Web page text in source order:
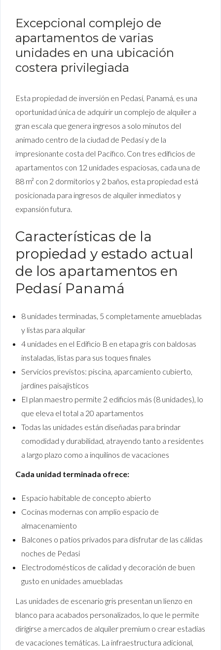
Excepcional complejo de
apartamentos de varias
unidades en una ubicación
costera privilegiada
Esta propiedad de inversión en Pedasí, Panamá, es una
oportunidad única de adquirir un complejo de alquiler a
gran escala que genera ingresos a solo minutos del
animado centro de la ciudad de Pedasí y de la
impresionante costa del Pacífico. Con tres edificios de
apartamentos con 12 unidades espaciosas, cada una de
88 m² con 2 dormitorios y 2 baños, esta propiedad está
posicionada para ingresos de alquiler inmediatos y
expansión futura.
Características de la
propiedad y estado actual
de los apartamentos en
Pedasí Panamá
8 unidades terminadas, 5 completamente amuebladas
y listas para alquilar
4 unidades en el Edificio B en etapa gris con baldosas
instaladas, listas para sus toques finales
Servicios previstos: piscina, aparcamiento cubierto,
jardines paisajísticos
El plan maestro permite 2 edificios más (8 unidades), lo
que eleva el total a 20 apartamentos
Todas las unidades están diseñadas para brindar
comodidad y durabilidad, atrayendo tanto a residentes
a largo plazo como a inquilinos de vacaciones
Cada unidad terminada ofrece:
Espacio habitable de concepto abierto
Cocinas modernas con amplio espacio de
almacenamiento
Balcones o patios privados para disfrutar de las cálidas
noches de Pedasi
Electrodomésticos de calidad y decoración de buen
gusto en unidades amuebladas
Las unidades de escenario gris presentan un lienzo en
blanco para acabados personalizados, lo que le permite
dirigirse a mercados de alquiler premium o crear estadías
de vacaciones temáticas. La infraestructura adicional,